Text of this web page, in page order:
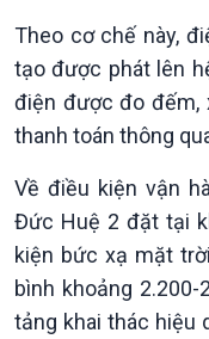
Đảng trong cuộc sống
Nhận diện sự thật
Pháp luật và đời sống
Theo cơ chế này,
tạo được phát lên
điện được đo đếm,
thanh toán thông
Về điều kiện vận
Đức Huệ 2 đặt tại
kiện bức xạ mặt
bình khoảng
tảng khai thác hiệu